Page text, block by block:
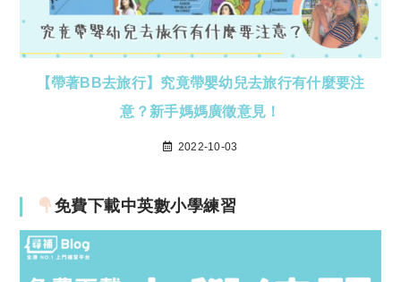
【帶著BB去旅行】究竟帶嬰幼兒去旅行有什麼要注
意？新手媽媽廣徵意見！
2022-10-03
免費下載中英數小學練習